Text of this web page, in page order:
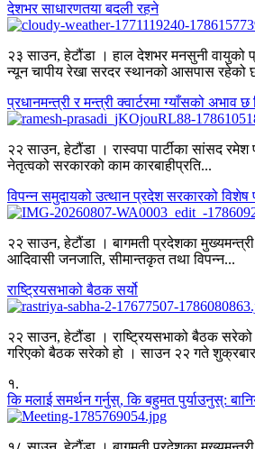
देशभर साधारणतया बदली रहने
२३ साउन, हेटौंडा । हाल देशभर मनसुनी वायुको
न्यून चापीय रेखा सरदर स्थानको आसपास रहेको
प्रधानमन्त्री र मन्त्री क्वार्टरमा ग्याँसको अभाव
२२ साउन, हेटौंडा । रास्वपा पार्टीका सांसद रमेश
नेतृत्वको सरकारको काम कारबाहीप्रति...
विपन्न समुदायको उत्थान प्रदेश सरकारको विशेष
२२ साउन, हेटौंडा । बागमती प्रदेशका मुख्यमन्त्री
आदिवासी जनजाति, सीमान्तकृत तथा विपन्न...
राष्ट्रियसभाको बैठक सर्यो
२२ साउन, हेटौंडा । राष्ट्रियसभाको बैठक
गरिएको बैठक सरेको हो । साउन २२ गते शुक्रबार
१.
कि मलाई समर्थन गर्नुस्, कि बहुमत पुर्याउनुस्: